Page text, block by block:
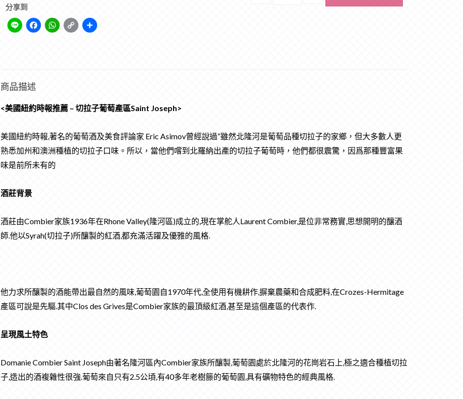
分享到
Line FacebookWhatsApp
CopyShare
商品描述
<美國紐約時報推薦 – 切拉子葡萄產區Saint Joseph>
美國紐約時報,著名的葡萄酒及美食評論家 Eric Asimov曾經說過“雖然北隆河是葡萄品種切拉子的家鄉，但大多數人更
熟悉加州和澳洲種植的切拉子口味。所以，當他們嚐到北羅納出產的切拉子葡萄時，他們都很震驚，因爲那種豐富果
味是前所未有的
酒莊背景
酒莊由Combier家族1936年在Rhone Valley(隆河區)成立的,現在掌舵人Laurent Combier,是位非常務實,思想開明的釀酒
師.他以Syrah(切拉子)所釀製的紅酒,都充滿活躍及優雅的風格.
他力求所釀製的酒能帶出最自然的風味,葡萄園自1970年代,全使用有機耕作,摒棄農藥和合成肥料,在Crozes-Hermitage
產區可說是先驅.其中Clos des Grives是Combier家族的最頂級紅酒,甚至是這個產區的代表作.
呈現風土特色
Domanie Combier Saint Joseph由著名隆河區內Combier家族所釀製,葡萄園處於北隆河的花崗岩石上,極之適合種植切拉
子,造出的酒複雜性很強.葡萄來自只有2.5公頃,有40多年老樹籐的葡萄園,具有礦物特色的經典風格.